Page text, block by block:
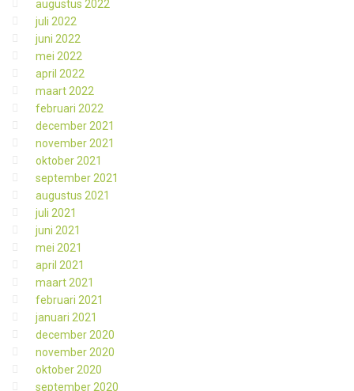
augustus 2022
juli 2022
juni 2022
mei 2022
april 2022
maart 2022
februari 2022
december 2021
november 2021
oktober 2021
september 2021
augustus 2021
juli 2021
juni 2021
mei 2021
april 2021
maart 2021
februari 2021
januari 2021
december 2020
november 2020
oktober 2020
september 2020